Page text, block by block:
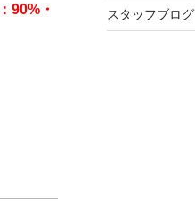
90%・
スタッフブログ